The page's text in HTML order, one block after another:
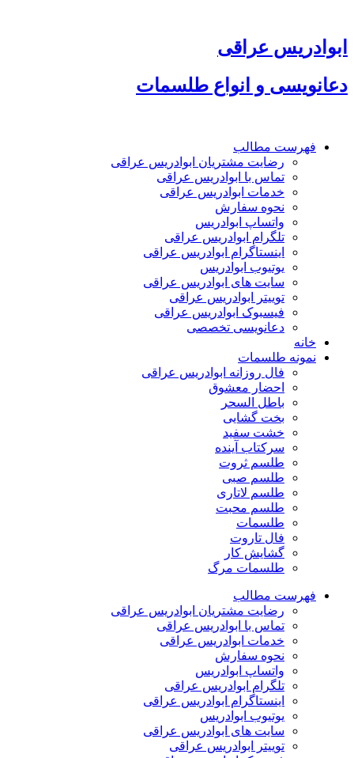
محتوا
ابوادریس عراقی
دعانویسی و انواع طلسمات
فهرست مطالب
رضایت مشتریان ابوادریس عراقی
تماس با ابوادریس عراقی
خدمات ابوادریس عراقی
نحوه سفارش
واتساپ ابوادریس
تلگرام ابوادریس عراقی
اینستاگرام ابوادریس عراقی
یوتیوب ابوادریس
سایت های ابوادریس عراقی
توییتر ابوادریس عراقی
فیسبوک ابوادریس عراقی
دعانویسی تخصصی
خانه
نمونه طلسمات
فال روزانه ابوادریس عراقی
احضار معشوق
باطل السحر
بخت گشایی
خشت سفید
سرکتاب آینده
طلسم ثروت
طلسم صبی
طلسم لاتاری
طلسم محبت
طلسمات
فال تاروت
گشایش کار
طلسمات مرگ
فهرست مطالب
رضایت مشتریان ابوادریس عراقی
تماس با ابوادریس عراقی
خدمات ابوادریس عراقی
نحوه سفارش
واتساپ ابوادریس
تلگرام ابوادریس عراقی
اینستاگرام ابوادریس عراقی
یوتیوب ابوادریس
سایت های ابوادریس عراقی
توییتر ابوادریس عراقی